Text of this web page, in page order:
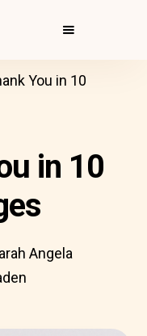
You in 10
in 10
Angela